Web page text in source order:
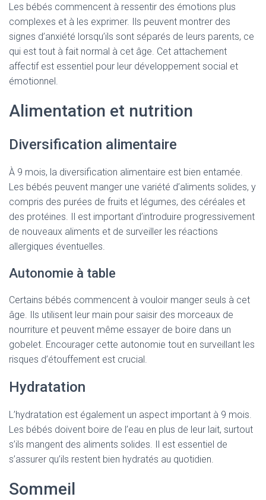
Les bébés commencent à ressentir des émotions plus
complexes et à les exprimer. Ils peuvent montrer des
signes d’anxiété lorsqu’ils sont séparés de leurs parents, ce
qui est tout à fait normal à cet âge. Cet attachement
affectif est essentiel pour leur développement social et
émotionnel.
Alimentation et nutrition
Diversification alimentaire
À 9 mois, la diversification alimentaire est bien entamée.
Les bébés peuvent manger une variété d’aliments solides, y
compris des purées de fruits et légumes, des céréales et
des protéines. Il est important d’introduire progressivement
de nouveaux aliments et de surveiller les réactions
allergiques éventuelles.
Autonomie à table
Certains bébés commencent à vouloir manger seuls à cet
âge. Ils utilisent leur main pour saisir des morceaux de
nourriture et peuvent même essayer de boire dans un
gobelet. Encourager cette autonomie tout en surveillant les
risques d’étouffement est crucial.
Hydratation
L’hydratation est également un aspect important à 9 mois.
Les bébés doivent boire de l’eau en plus de leur lait, surtout
s’ils mangent des aliments solides. Il est essentiel de
s’assurer qu’ils restent bien hydratés au quotidien.
Sommeil